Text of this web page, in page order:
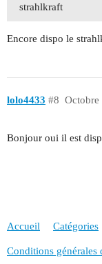
strahlkraft
Encore dispo le
lolo4433 Octobre
#8
Bonjour oui il est
Accueil Catégories
Conditions générales